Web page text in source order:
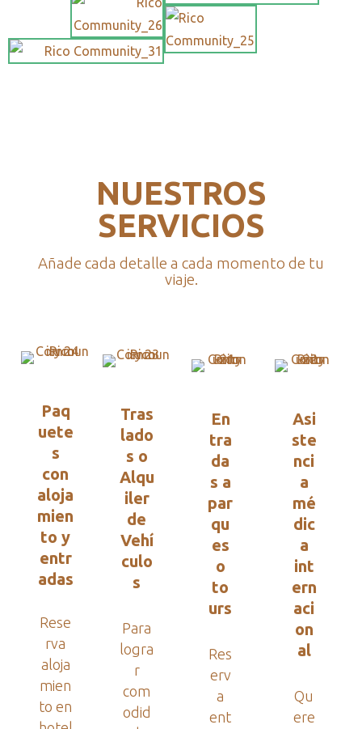
NUESTROS
SERVICIOS
Añade cada detalle a cada momento de tu
viaje.
Paq
uete
s
con
aloja
mien
to y
entr
adas
Rese
rva
aloja
mien
to en
Tras
lado
s o
Alqu
iler
de
Vehí
culo
s
Para
logra
r
com
odid
En
tra
da
s a
par
qu
es
o
to
urs
Res
erv
a
ent
Asi
ste
nci
a
mé
dic
a
int
ern
aci
on
al
Qu
ere